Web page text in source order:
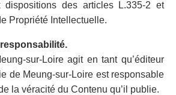
dispositions des articles L.335-2 et
Propriété Intellectuelle.
sur-Loire agit en tant qu’éditeur
de Meung-sur-Loire est responsable
la véracité du Contenu qu’il publie.